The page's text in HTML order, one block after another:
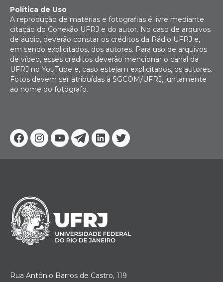
Facebook
Instagram
YoutubeTelegram
Linkedin
Twitter
Política de Uso
A reprodução de matérias e fotografias é livre mediante
citação do Conexão UFRJ e do autor. No caso de arquivos
de áudio, deverão constar os créditos da Rádio UFRJ e,
em sendo explicitados, dos autores. Para uso de arquivos
de vídeo, esses créditos deverão mencionar o canal da
UFRJ no YouTube e, caso estejam explicitados, os autores.
Fotos devem ser atribuídas à SGCOM/UFRJ, juntamente
ao nome do fotógrafo.
Rua Antônio Barros de Castro, 119